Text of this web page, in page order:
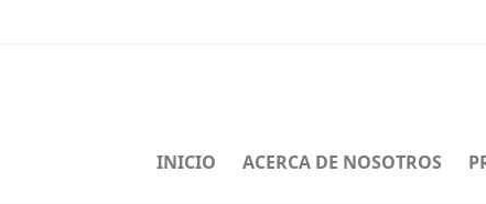
INICIO ACERCA DE NOSOTROS